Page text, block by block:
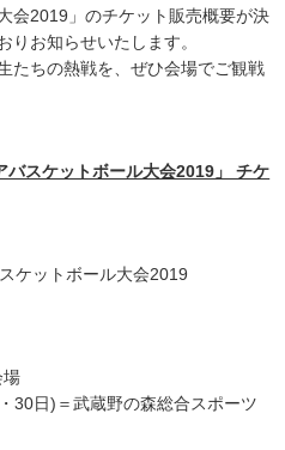
会2019」のチケット販売概要が決
りお知らせいたします。
たちの熱戦を、ぜひ会場でご観戦
スケットボール大会2019」 チケ
ケットボール大会2019
日)＝武蔵野の森総合スポーツ